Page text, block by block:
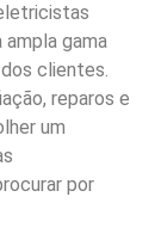
ampla gama
clientes.
reparos e
um
por